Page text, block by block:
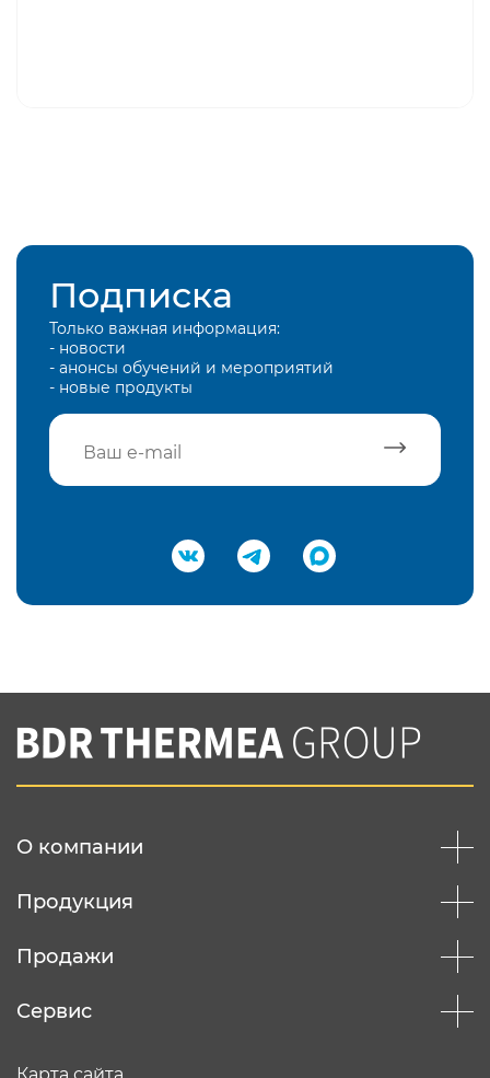
Подписка
Только важная информация:
- новости
- анонсы обучений и мероприятий
- новые продукты
Подтвердить e-mail
Вы соглашаетесь с нашей политикой
конфеденциальности
О компании
Продукция
Продажи
Сервис